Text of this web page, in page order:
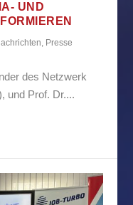
UND
, Presse
des Netzwerk
und Prof. Dr....